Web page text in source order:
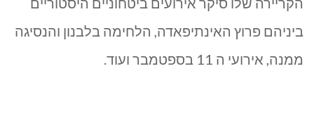
ביניהם פרוץ האינתיפאדה, הלחימה בלבנון והנסיגה
ממנה, אירועי ה 11 בספטמבר ועוד.